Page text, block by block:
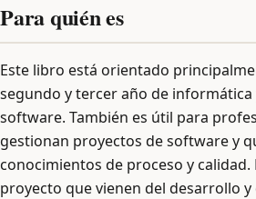
Para quién es
Este libro está orientado
segundo y tercer año de informática
software. También es útil para
gestionan proyectos de software y
conocimientos de proceso y calidad.
proyecto que vienen del desarrollo